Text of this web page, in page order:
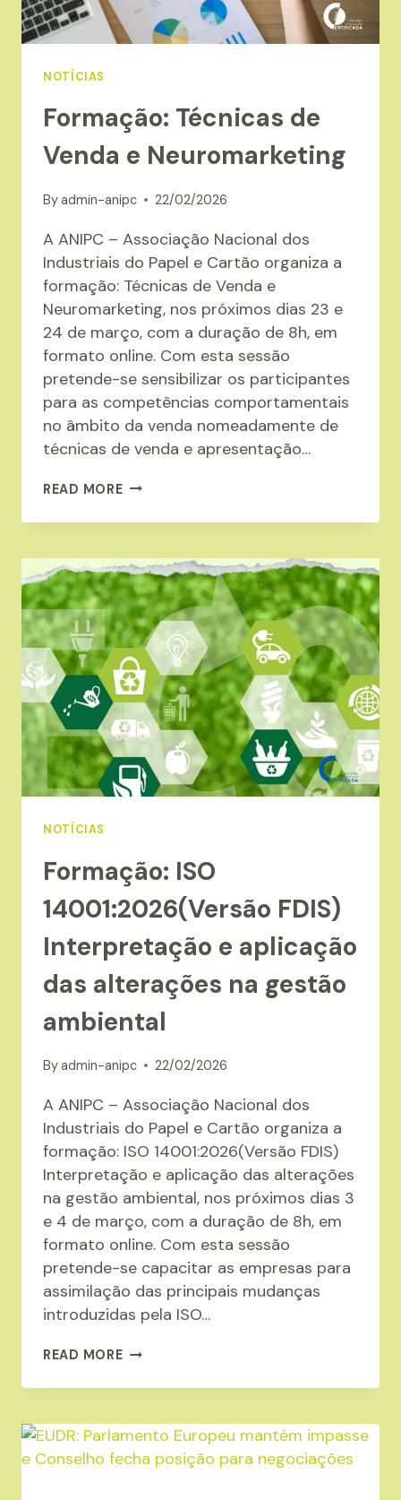
NOTÍCIAS
Formação: Técnicas de
Venda e Neuromarketing
Byadmin-anipc 22/02/2026
A ANIPC – Associação Nacional dos
Industriais do Papel e Cartão organiza a
formação: Técnicas de Venda e
Neuromarketing, nos próximos dias 23 e
24 de março, com a duração de 8h, em
formato online. Com esta sessão
pretende-se sensibilizar os participantes
para as competências comportamentais
no âmbito da venda nomeadamente de
técnicas de venda e apresentação…
READ MOREFORMAÇÃO:
VENDA
E
NEUROMARKETING
NOTÍCIAS
Formação: ISO
14001:2026(Versão FDIS)
Interpretação e aplicação
das alterações na gestão
ambiental
Byadmin-anipc 22/02/2026
A ANIPC – Associação Nacional dos
Industriais do Papel e Cartão organiza a
formação: ISO 14001:2026(Versão FDIS)
Interpretação e aplicação das alterações
na gestão ambiental, nos próximos dias 3
e 4 de março, com a duração de 8h, em
formato online. Com esta sessão
pretende-se capacitar as empresas para
assimilação das principais mudanças
introduzidas pela ISO…
READ MOREFORMAÇÃO:
FDIS)
INTERPRETAÇÃO
E